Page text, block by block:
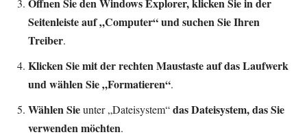
Seitenleiste auf „Computer“ und suchen Sie Ihren
Treiber.
Klicken Sie mit der rechten Maustaste auf das Laufwerk
und wählen Sie „Formatieren“.
Wählen Sieunter „Dateisystem“das Dateisystem, das Sie
verwenden möchten.